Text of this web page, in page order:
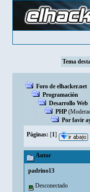
Tema
Foro de elhacker.net
Programación
Desarrollo Web
PHP
Por favir
Páginas: [1]
Autor
padrino13
Desconectado